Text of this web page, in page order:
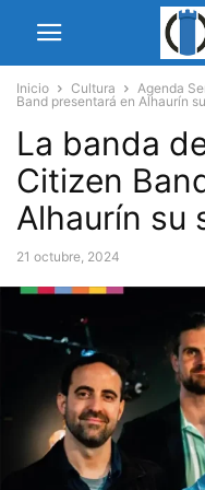
Inicio Cultura Agenda
Band presentará en Alhaurín
La banda
Citizen
Alhaurín su
21 octubre, 2024